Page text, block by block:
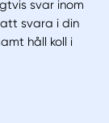
svar inom
svara i din
håll koll i